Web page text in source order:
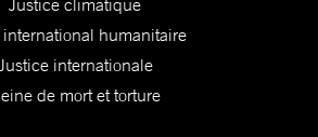
Justice climatique
international humanitaire
internationale
de mort et torture